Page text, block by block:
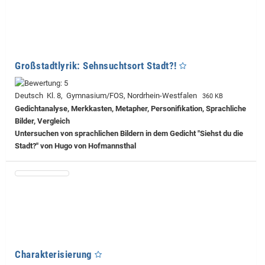
Großstadtlyrik: Sehnsuchtsort Stadt?!
Deutsch Kl. 8, Gymnasium/FOS, Nordrhein-Westfalen 360 KB
Gedichtanalyse, Merkkasten, Metapher, Personifikation, Sprachliche
Bilder, Vergleich
Untersuchen von sprachlichen Bildern in dem Gedicht "Siehst du die
Stadt?" von Hugo von Hofmannsthal
Charakterisierung